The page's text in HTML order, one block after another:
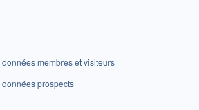
membres et visiteurs
prospects